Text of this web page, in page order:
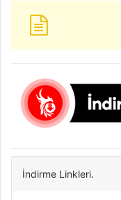
İndirme Linkleri.